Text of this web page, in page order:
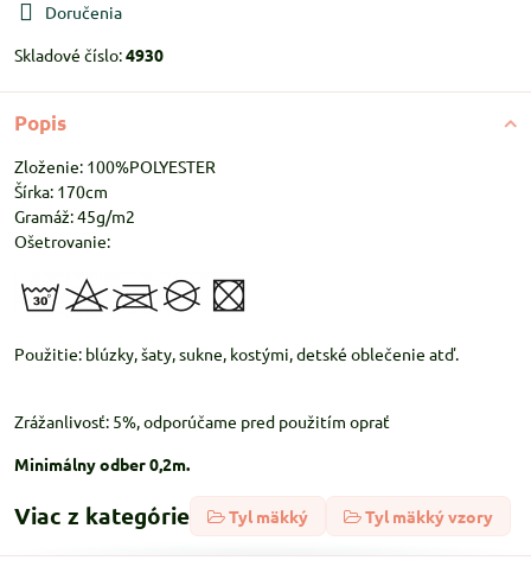
Doručenia
Skladové číslo:4930
Popis
Zloženie: 100%POLYESTER
Šírka: 170cm
Gramáž: 45g/m2
Ošetrovanie:
Použitie: blúzky, šaty, sukne, kostými, detské oblečenie atď.
Zrážanlivosť: 5%, odporúčame pred použitím oprať
Minimálny odber 0,2m.
Viac z kategórie Tyl mäkký Tyl mäkký vzory